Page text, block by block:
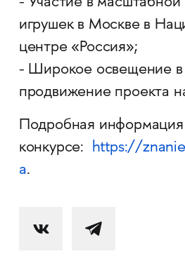
игрушек в Москве в
центре «Россия»;
- Широкое освещение
продвижение проекта
Подробная
конкурсе: https://
a.